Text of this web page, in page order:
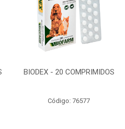
BIODEX - 20 COMPRIMIDOS
Código: 76577